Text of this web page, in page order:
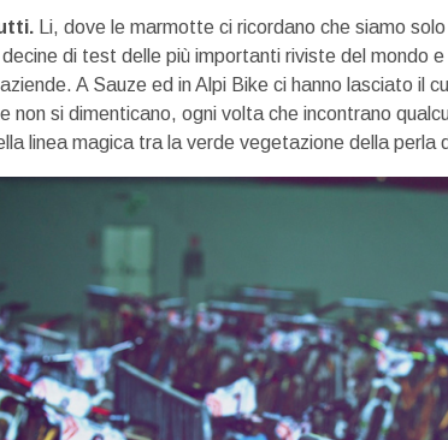
Li, dove le marmotte ci ricordano che siamo
di test delle più importanti riviste del mondo
A Sauze ed in Alpi Bike ci hanno lasciato il
non si dimenticano, ogni volta che incontrano
linea magica tra la verde vegetazione della perla